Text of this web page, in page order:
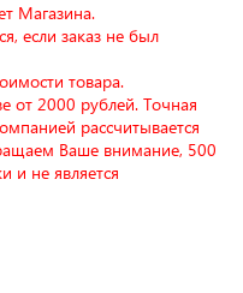
Магазина.
если заказ не был
товара.
от 2000 рублей. Точная
рассчитывается
Ваше внимание, 500
и не является